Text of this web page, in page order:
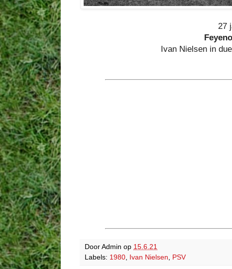
27
Ivan Nielsen in
Door Admin op 15.6.21
Labels: 1980 Ivan Nielsen PSV